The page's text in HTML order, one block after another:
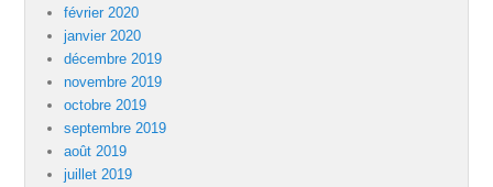
février 2020
janvier 2020
décembre 2019
novembre 2019
octobre 2019
septembre 2019
août 2019
juillet 2019